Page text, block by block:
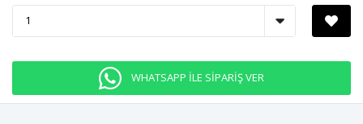
WHATSAPP İLE SİPARİŞ VER